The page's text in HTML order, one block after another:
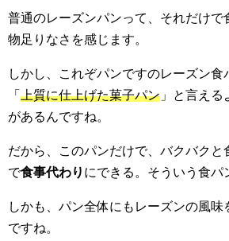
普通のレーズンパンって、それだけで
物足りなさを感じます。
しかし、これぞパンですのレーズン食
「 上質に仕上げた菓子パン 」と言える
があるんですね。
だから、このパンだけで、バクバクと
で食事代わり にできる。そういう食パ
しかも、パン全体にもレーズンの風味
ですね。